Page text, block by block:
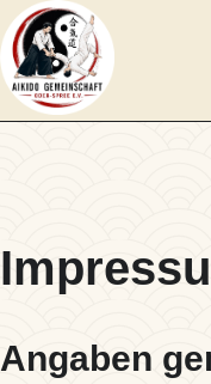
Direkt
zum
Inhalt
Angaben